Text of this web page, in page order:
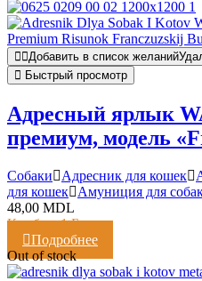
Добавить в список желаний
Быстрый просмотр
Адресный ярлык
премиум, модель
Cобаки Адресник для кошек
для кошек
Амуниция для
48,00 MDL
Кешбэк:1 Балл
Подробнее
Out of stock